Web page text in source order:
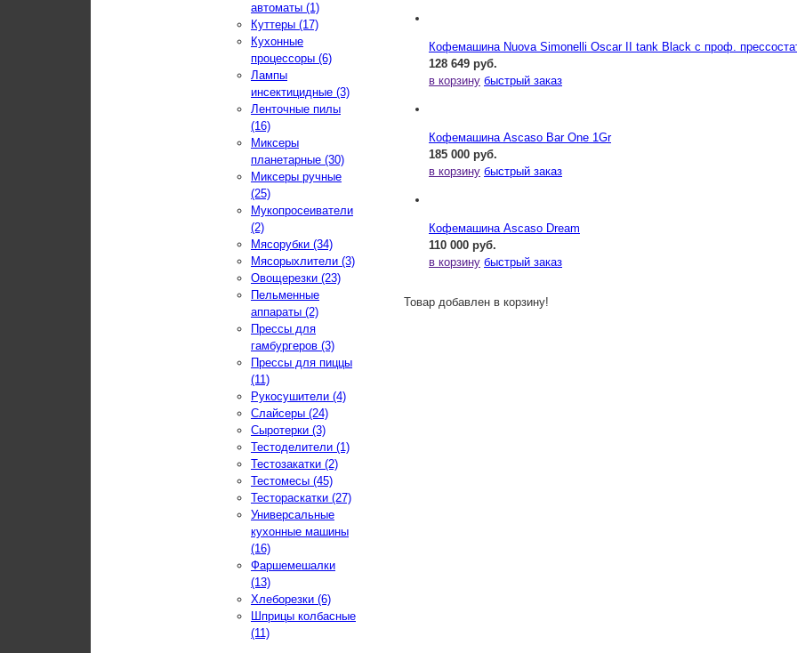
Кофемашина Nuova Simonelli Oscar II tank Black с проф.
128 649 руб.
в корзину быстрый заказ
Кофемашина Ascaso Bar One 1Gr
185 000 руб.
в корзину быстрый заказ
Кофемашина Ascaso Dream
110 000 руб.
в корзину быстрый заказ
Товар добавлен в корзину!
автоматы (1)
Куттеры (17)
Кухонные
процессоры (6)
Лампы
инсектицидные (3)
Ленточные пилы
(16)
Миксеры
планетарные (30)
Миксеры ручные
(25)
Мукопросеиватели
(2)
Мясорубки (34)
Мясорыхлители (3)
Овощерезки (23)
Пельменные
аппараты (2)
Прессы для
гамбургеров (3)
Прессы для пиццы
(11)
Рукосушители (4)
Слайсеры (24)
Сыротерки (3)
Тестоделители (1)
Тестозакатки (2)
Тестомесы (45)
Тестораскатки (27)
Универсальные
кухонные машины
(16)
Фаршемешалки
(13)
Хлеборезки (6)
Шприцы колбасные
(11)